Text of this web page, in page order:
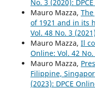
No. 3 (2020):
Mauro Mazza,
of 1921 and in its
Vol. 48 No. 3
Mauro Mazza, Il
Online: Vol. 42
Mauro Mazza,
Filippine,
(2023): DPCE